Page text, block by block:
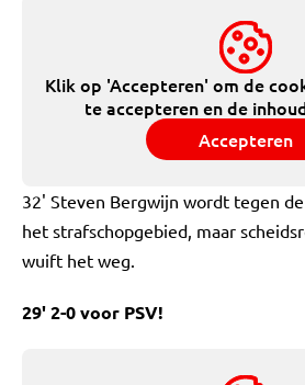
Klik op 'Accepteren' om de
te accepteren en de
Accepteren
32' Steven Bergwijn wordt tegen
het strafschopgebied, maar
wuift het weg.
29' 2-0 voor PSV!